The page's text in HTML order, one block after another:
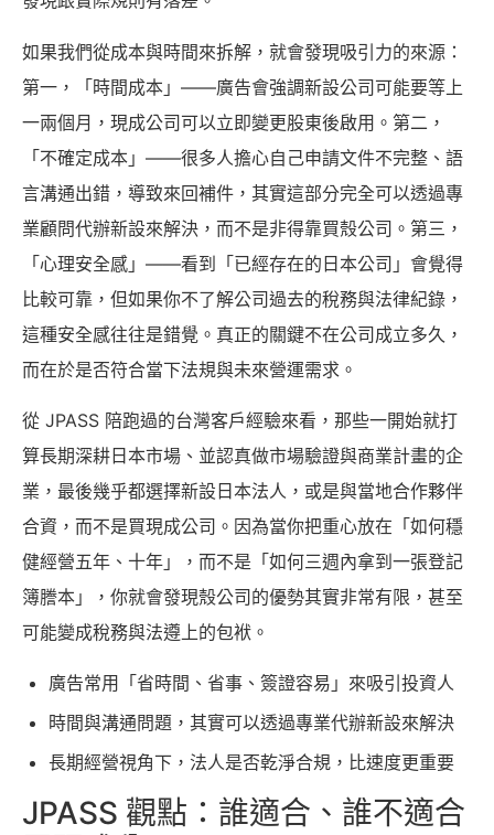
如果我們從成本與時間來拆解，就會發現吸引力的來源：
第一，「時間成本」——廣告會強調新設公司可能要等上
一兩個月，現成公司可以立即變更股東後啟用。第二，
「不確定成本」——很多人擔心自己申請文件不完整、語
言溝通出錯，導致來回補件，其實這部分完全可以透過專
業顧問代辦新設來解決，而不是非得靠買殼公司。第三，
「心理安全感」——看到「已經存在的日本公司」會覺得
比較可靠，但如果你不了解公司過去的稅務與法律紀錄，
這種安全感往往是錯覺。真正的關鍵不在公司成立多久，
而在於是否符合當下法規與未來營運需求。
從 JPASS 陪跑過的台灣客戶經驗來看，那些一開始就打
算長期深耕日本市場、並認真做市場驗證與商業計畫的企
業，最後幾乎都選擇新設日本法人，或是與當地合作夥伴
合資，而不是買現成公司。因為當你把重心放在「如何穩
健經營五年、十年」，而不是「如何三週內拿到一張登記
簿謄本」，你就會發現殼公司的優勢其實非常有限，甚至
可能變成稅務與法遵上的包袱。
廣告常用「省時間、省事、簽證容易」來吸引投資人
時間與溝通問題，其實可以透過專業代辦新設來解決
長期經營視角下，法人是否乾淨合規，比速度更重要
JPASS 觀點：誰適合、誰不適合